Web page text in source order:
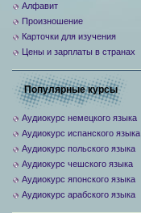
Алфавит
Произношение
Карточки для изучения
Цены и зарплаты в странах
Популярные курсы
Аудиокурс немецкого языка
Аудиокурс испанского языка
Аудиокурс польского языка
Аудиокурс чешского языка
Аудиокурс японского языка
Аудиокурс арабского языка